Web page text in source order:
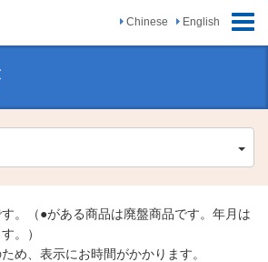
ナ
の
Chinese English
。（●がある商品は廃盤商品です。年月は
。）
め、表示にお時間がかかります。